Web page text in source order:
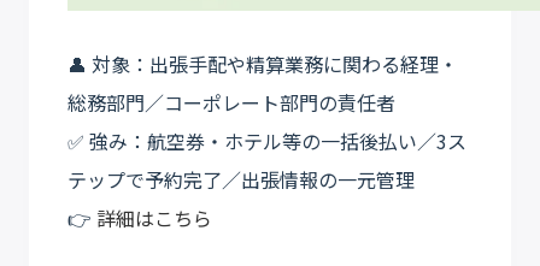
👤 対象：出張手配や精算業務に関わる経理・
総務部門／コーポレート部門の責任者
✅ 強み：航空券・ホテル等の一括後払い／3ス
テップで予約完了／出張情報の一元管理
👉 詳細はこちら